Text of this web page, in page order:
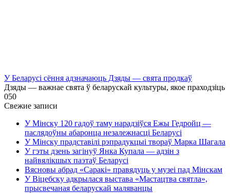
У Беларусі сёння адзначаюць Дзяды — свята продкаў
Дзяды — важнае свята ў беларускай культуры, якое праходзіць
050
Свежие записи
У Мінску 120 гадоў таму нарадзіўся Ежы Гедройц —
паслядоўны абаронца незалежнасці Беларусі
У Мінску прадставілі рэпрадукцыі твораў Марка Шагала
У гэты дзень загінуў Янка Купала — адзін з
найвялікшых паэтаў Беларусі
Вясновы абрад «Саракі» правядуць у музеі пад Мінскам
У Віцебску адкрылася выстава «Мастацтва святла»,
прысвечаная беларускай маляванцы